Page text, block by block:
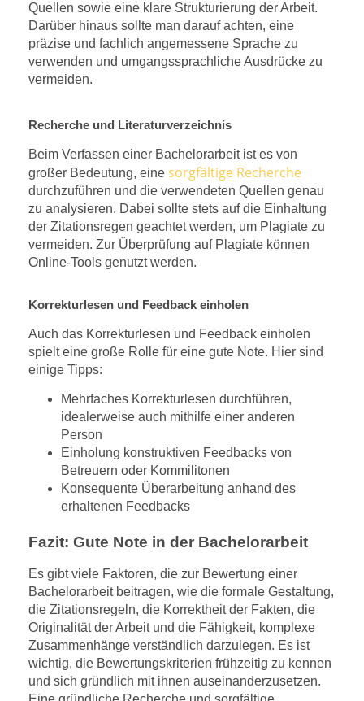
Quellen sowie eine klare Strukturierung der Arbeit.
Darüber hinaus sollte man darauf achten, eine
präzise und fachlich angemessene Sprache zu
verwenden und umgangssprachliche Ausdrücke zu
vermeiden.
Recherche und Literaturverzeichnis
Beim Verfassen einer Bachelorarbeit ist es von
großer Bedeutung, eine sorgfältige Recherche
durchzuführen und die verwendeten Quellen genau
zu analysieren. Dabei sollte stets auf die Einhaltung
der Zitationsregen geachtet werden, um Plagiate zu
vermeiden. Zur Überprüfung auf Plagiate können
Online-Tools genutzt werden.
Korrekturlesen und Feedback einholen
Auch das Korrekturlesen und Feedback einholen
spielt eine große Rolle für eine gute Note. Hier sind
einige Tipps:
Mehrfaches Korrekturlesen durchführen,
idealerweise auch mithilfe einer anderen
Person
Einholung konstruktiven Feedbacks von
Betreuern oder Kommilitonen
Konsequente Überarbeitung anhand des
erhaltenen Feedbacks
Fazit: Gute Note in der Bachelorarbeit
Es gibt viele Faktoren, die zur Bewertung einer
Bachelorarbeit beitragen, wie die formale Gestaltung,
die Zitationsregeln, die Korrektheit der Fakten, die
Originalität der Arbeit und die Fähigkeit, komplexe
Zusammenhänge verständlich darzulegen. Es ist
wichtig, die Bewertungskriterien frühzeitig zu kennen
und sich gründlich mit ihnen auseinanderzusetzen.